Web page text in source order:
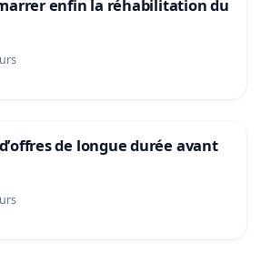
enfin la réhabilitation du
de longue durée avant